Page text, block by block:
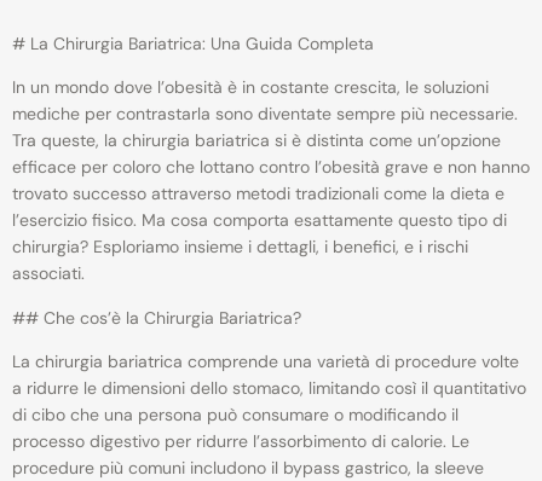
# La Chirurgia Bariatrica: Una Guida Completa
In un mondo dove l’obesità è in costante crescita, le soluzioni
mediche per contrastarla sono diventate sempre più necessarie.
Tra queste, la chirurgia bariatrica si è distinta come un’opzione
efficace per coloro che lottano contro l’obesità grave e non hanno
trovato successo attraverso metodi tradizionali come la dieta e
l’esercizio fisico. Ma cosa comporta esattamente questo tipo di
chirurgia? Esploriamo insieme i dettagli, i benefici, e i rischi
associati.
## Che cos’è la Chirurgia Bariatrica?
La chirurgia bariatrica comprende una varietà di procedure volte
a ridurre le dimensioni dello stomaco, limitando così il quantitativo
di cibo che una persona può consumare o modificando il
processo digestivo per ridurre l’assorbimento di calorie. Le
procedure più comuni includono il bypass gastrico, la sleeve